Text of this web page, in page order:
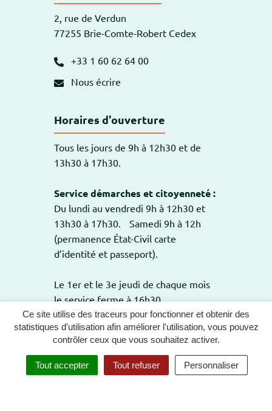
Ce site utilise des traceurs pour fonctionner et obtenir des
statistiques d'utilisation afin améliorer l'utilisation, vous pouvez
contrôler ceux que vous souhaitez activer.
Tout accepter Tout refuser Personnaliser
2, rue de Verdun
77255 Brie-Comte-Robert Cedex
+33 1 60 62 64 00
Nous écrire
Horaires d'ouverture
Tous les jours de 9h à 12h30 et de
13h30 à 17h30.
Service démarches et citoyenneté :
Du lundi au vendredi 9h à 12h30 et
13h30 à 17h30. Samedi 9h à 12h
(permanence État-Civil carte
d’identité et passeport).
Le 1er et le 3e jeudi de chaque mois
le service ferme à 16h30.
GESTION DES COOKIES
PLAN DU SITE
MENTIONS LÉGALES